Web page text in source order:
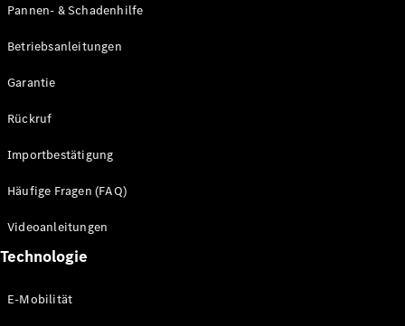
Mercedes-
Schweiz
Händlersuche
Ambassadoren
Events
Pannen- & Schadenhilfe
Betriebsanleitungen
Garantie
Rückruf
Importbestätigung
Häufige Fragen (FAQ)
Videoanleitungen
Technologie
E-Mobilität